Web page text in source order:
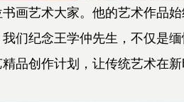
艺术大家。他的艺术作品始
们纪念王学仲先生，不仅是
品创作计划，让传统艺术在